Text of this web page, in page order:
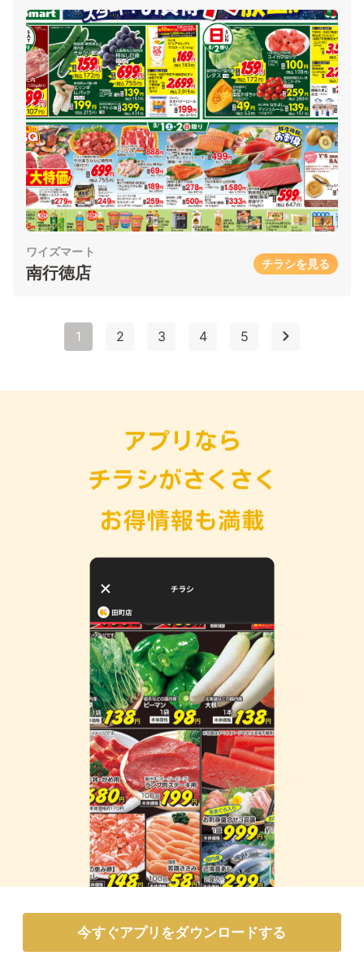
ワイズマート
南行徳店 チラシを見る
1 2 3 4 5
今すぐアプリをダウンロードする